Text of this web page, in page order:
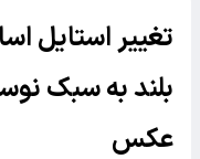
تغییر استایل
بلند به سبک
عکس